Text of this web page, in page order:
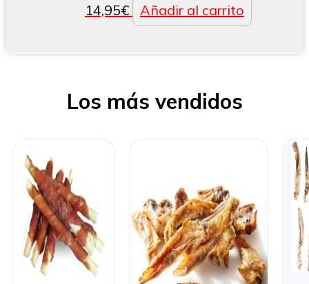
14,95€ Añadir al carrito
Los más vendidos